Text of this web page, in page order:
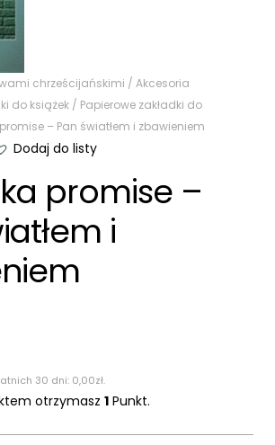
chrześcijańskimi / Akcesoria
do książek / Papierowe zakładki do
– Pan światłem i zbawieniem
Dodaj do listy
promise –
i
30 dni: 0,00zł.
otrzymasz 1 Punkt.